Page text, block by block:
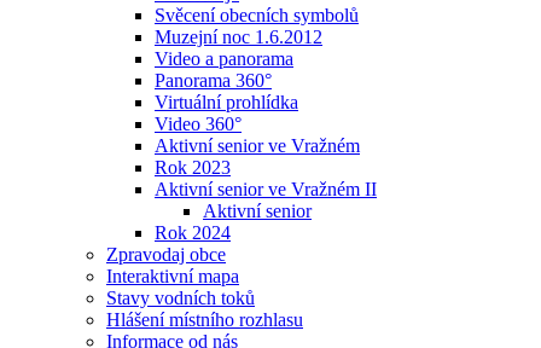
Svěcení obecních symbolů
Muzejní noc 1.6.2012
Video a panorama
Panorama 360°
Virtuální prohlídka
Video 360°
Aktivní senior ve Vražném
Rok 2023
Aktivní senior ve Vražném II
Aktivní senior
Rok 2024
Zpravodaj obce
Interaktivní mapa
Stavy vodních toků
Hlášení místního rozhlasu
Informace od nás